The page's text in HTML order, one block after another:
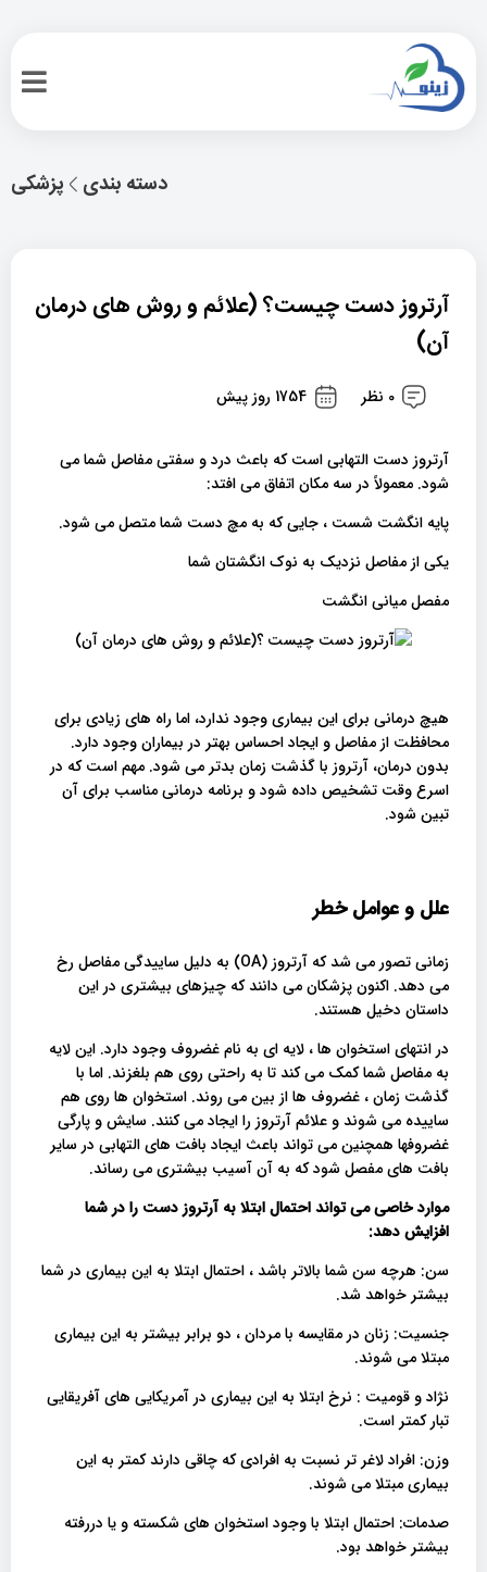
پزشکی دسته بندی
آرتروز دست چیست؟ (علائم و روش های درمان
آن)
0 نظر 1754 روز پیش
آرتروز دست التهابی است که باعث درد و سفتی مفاصل شما می
شود. معمولاً در سه مکان اتفاق می افتد:
پایه انگشت شست ، جایی که به مچ دست شما متصل می شود.
یکی از مفاصل نزدیک به نوک انگشتان شما
مفصل میانی انگشت
هیچ درمانی برای این بیماری وجود ندارد، اما راه های زیادی برای
محافظت از مفاصل و ایجاد احساس بهتر در بیماران وجود دارد.
بدون درمان، آرتروز با گذشت زمان بدتر می شود. مهم است که در
اسرع وقت تشخیص داده شود و برنامه درمانی مناسب برای آن
تبین شود.
علل و عوامل خطر
زمانی تصور می شد که آرتروز (OA) به دلیل ساییدگی مفاصل رخ
می دهد. اکنون پزشکان می دانند که چیزهای بیشتری در این
داستان دخیل هستند.
در انتهای استخوان ها ، لایه ای به نام غضروف وجود دارد. این لایه
به مفاصل شما کمک می کند تا به راحتی روی هم بلغزند. اما با
گذشت زمان ، غضروف ها از بین می روند. استخوان ها روی هم
ساییده می شوند و علائم آرتروز را ایجاد می کنند. سایش و پارگی
غضروفها همچنین می تواند باعث ایجاد بافت های التهابی در سایر
بافت های مفصل شود که به آن آسیب بیشتری می رساند.
موارد خاصی می تواند احتمال ابتلا به آرتروز دست را در شما
افزایش دهد:
سن: هرچه سن شما بالاتر باشد ، احتمال ابتلا به این بیماری در شما
بیشتر خواهد شد.
جنسیت: زنان در مقایسه با مردان ، دو برابر بیشتر به این بیماری
مبتلا می شوند.
نژاد و قومیت : نرخ ابتلا به این بیماری در آمریکایی های آفریقایی
تبار کمتر است.
وزن: افراد لاغر تر نسبت به افرادی که چاقی دارند کمتر به این
بیماری مبتلا می شوند.
صدمات: احتمال ابتلا با وجود استخوان های شکسته و یا دررفته
بیشتر خواهد بود.